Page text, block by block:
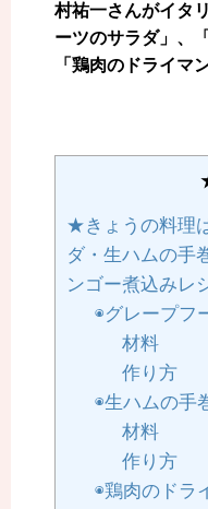
村祐一さんがイタ
ーツのサラダ」、
「鶏肉のドライ
★きょうの料理
ダ・生ハムの手
ンゴー煮込みレ
◉グレープフ
材料
作り方
◉生ハムの
材料
作り方
◉鶏肉のドラ